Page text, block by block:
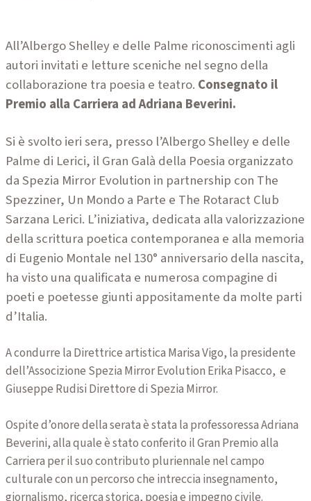
All’Albergo Shelley e delle Palme riconoscimenti agli
autori invitati e letture sceniche nel segno della
collaborazione tra poesia e teatro. Consegnato il
Premio alla Carriera ad Adriana Beverini.
Si è svolto ieri sera, presso l’Albergo Shelley e delle
Palme di Lerici, il Gran Galà della Poesia organizzato
da Spezia Mirror Evolution in partnership con The
Spezziner, Un Mondo a Parte e The Rotaract Club
Sarzana Lerici. L’iniziativa, dedicata alla valorizzazione
della scrittura poetica contemporanea e alla memoria
di Eugenio Montale nel 130° anniversario della nascita,
ha visto una qualificata e numerosa compagine di
poeti e poetesse giunti appositamente da molte parti
d’Italia.
A condurre la Direttrice artistica Marisa Vigo, la presidente
dell’Associzione Spezia Mirror Evolution Erika Pisacco, e
Giuseppe Rudisi Direttore di Spezia Mirror.
Ospite d’onore della serata è stata la professoressa Adriana
Beverini, alla quale è stato conferito il Gran Premio alla
Carriera per il suo contributo pluriennale nel campo
culturale con un percorso che intreccia insegnamento,
giornalismo, ricerca storica, poesia e impegno civile.